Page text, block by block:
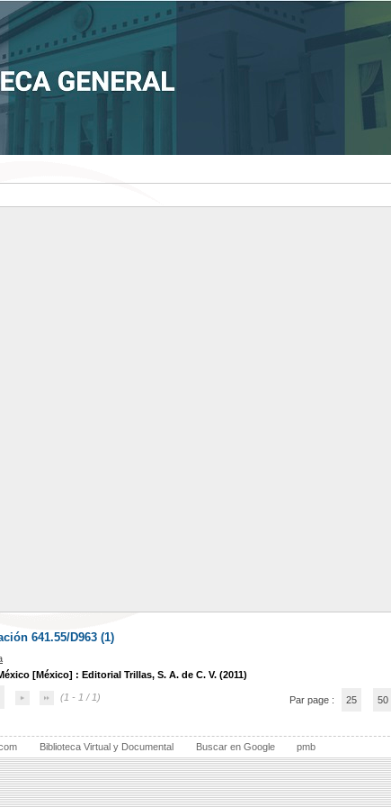
641.55/D963 (1)
[México] : Editorial Trillas, S. A. de C. V. (2011)
(1 - 1 / 1) Par page : 25 50
Biblioteca Virtual y Documental Buscar en Google pmb